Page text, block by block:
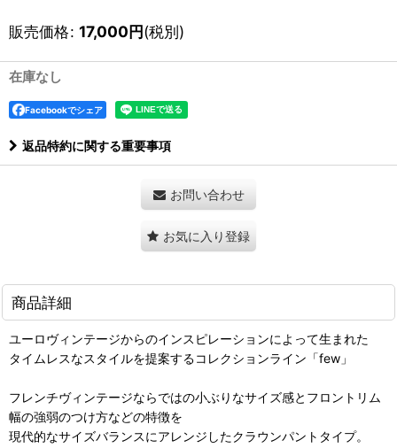
販売価格: 17,000円(税別)
在庫なし
Facebookでシェア
返品特約に関する重要事項
お問い合わせ
お気に入り登録
商品詳細
ユーロヴィンテージからのインスピレーションによって生まれた
タイムレスなスタイルを提案するコレクションライン「few」
フレンチヴィンテージならではの小ぶりなサイズ感とフロントリム
幅の強弱のつけ方などの特徴を
現代的なサイズバランスにアレンジしたクラウンパントタイプ。